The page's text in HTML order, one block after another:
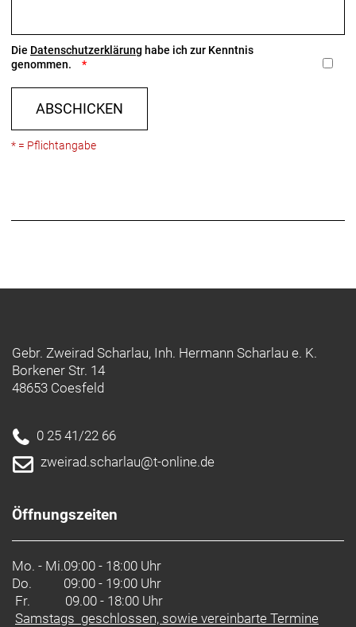
Die Datenschutzerklärung habe ich zur Kenntnis
genommen.
ABSCHICKEN
* = Pflichtangabe
Gebr. Zweirad Scharlau, Inh. Hermann Scharlau e. K.
Borkener Str. 14
48653 Coesfeld
0 25 41/22 66
zweirad.scharlau@t-online.de
Öffnungszeiten
Mo. - Mi.09:00 - 18:00 Uhr
Do.
09:00 - 19:00 Uhr
Fr. 09.00 - 18:00 Uhr
Samstags geschlossen, sowie vereinbarte Termine